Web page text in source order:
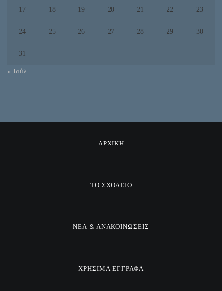
17 18 19 20 21 22 23
24 25 26 27 28 29 30
31
« Ιούλ
ΑΡΧΙΚΗ
ΤΟ ΣΧΟΛΕΙΟ
ΝΕΑ & ΑΝΑΚΟΙΝΩΣΕΙΣ
ΧΡΗΣΙΜΑ ΕΓΓΡΑΦΑ